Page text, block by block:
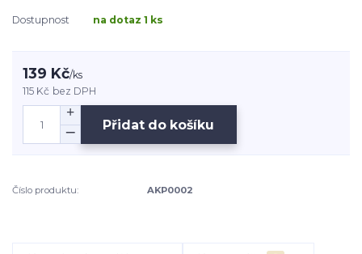
Dostupnost na dotaz 1 ks
139 Kč/ks
115 Kč bez DPH
Přidat do košíku
Číslo produktu: AKP0002